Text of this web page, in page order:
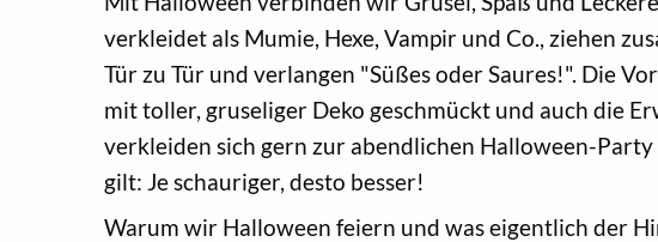
verkleidet als Mumie, Hexe, Vampir und Co., ziehen
Tür zu Tür und verlangen "Süßes oder Saures!". Die
mit toller, gruseliger Deko geschmückt und auch die
verkleiden sich gern zur abendlichen Halloween-Party
gilt: Je schauriger, desto besser!
Warum wir Halloween feiern und was eigentlich der